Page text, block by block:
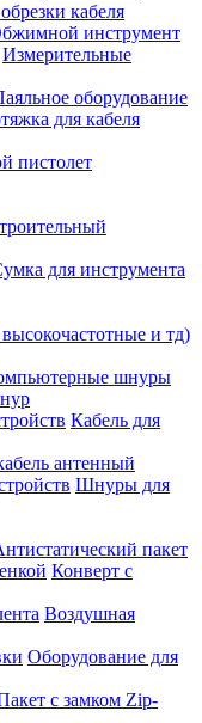
кабеля
инструмент
Измерительные
оборудование
для кабеля
пистолет
для инструмента
и тд)
шнуры
Кабель для
антенный
Шнуры для
пакет
Конверт с
Воздушная
Оборудование для
с замком Zip-